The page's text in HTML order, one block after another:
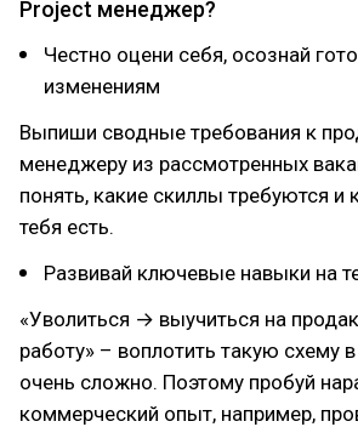
Project менеджер?
Честно оцени себя, осознай
изменениям
Выпиши сводные требования к
менеджеру из рассмотренных
понять, какие скиллы требуются и
тебя есть.
Развивай ключевые навыки на
«Уволиться → выучиться на
работу» – воплотить такую схему
очень сложно. Поэтому пробуй
коммерческий опыт, например,